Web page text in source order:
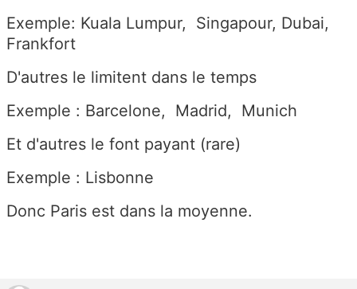
Exemple: Kuala Lumpur, Singapour, Dubai,
Frankfort
D'autres le limitent dans le temps
Exemple : Barcelone, Madrid, Munich
Et d'autres le font payant (rare)
Exemple : Lisbonne
Donc Paris est dans la moyenne.